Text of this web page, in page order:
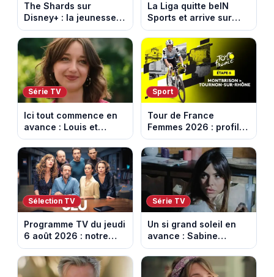
The Shards sur
Disney+ : la jeunesse
dorée de Los Angeles
face à un tueur dans
les années 80
La Liga quitte beIN
Sports et arrive sur
DAZN et Disney+ en
France
Série TV
Ici tout commence en
avance : Louis et
Jasmine enfin en
couple. Episode du 7
août 2026 (spoiler)
Sport
Tour de France
Femmes 2026 : profil
et horaires de la 6e
étape entre
Montbrison et
Tournon-sur-Rhône
Sélection TV
Programme TV du jeudi
6 août 2026 : notre
sélection pour votre
soirée télé
Série TV
Un si grand soleil en
avance : Sabine
menacée par Céleste.
Episode du 7 août
2026 (spoiler).